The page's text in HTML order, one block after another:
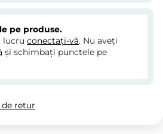
pe produse.
lucru conectați-vă. Nu aveți
și schimbați punctele pe
retur